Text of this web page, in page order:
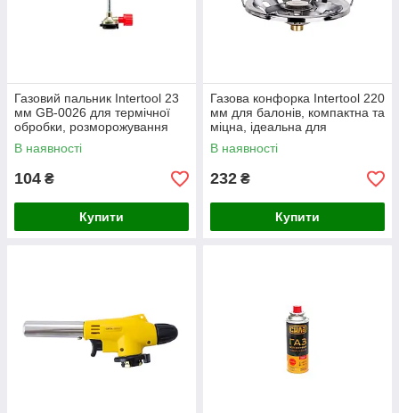
Газовий пальник Intertool 23
мм GB-0026 для термічної
обробки, розморожування
труб та кулінарних робіт
В наявності
104 ₴
Купити
Газова конфорка Intertool 220
мм для балонів, компактна та
міцна, ідеальна для
приготування їжі
В наявності
232 ₴
Купити